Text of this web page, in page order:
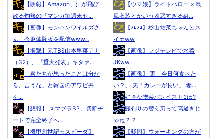
【朗報】Amazon、汗が飛び
散る灼熱の「マンガ毎週末セ...
【画像】モンハンワイルズさ
ん、今更体験版を配信www...
【衝撃】元TBS山本里菜アナ
（32）、『重大発表』キタァ...
「君たちが思ったことは分か
る、言うな」と韓国のアワビ丼
を...
【悲報】 スマブラSP、切断チ
ートで完全終了へ…
【機甲創世記モスピーダ】
【ウマ娘】ライトハロー × 島
風衣装とかいう凶悪すぎる組...
【ﾒﾛﾒﾛ】杉山結菜ちゃんとス
イカww
【画像】フジテレビで水着
JKww
【画像】 妻「今日何食べた
い？」 夫「カレーが良い」 妻...
好きな惣菜パンベスト3は?
髭剃りの替え刃って高過ぎじ
ゃね？？
【疑問】ウォーキングの方が